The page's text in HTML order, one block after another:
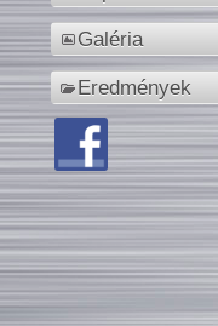
Galéria
Eredmények